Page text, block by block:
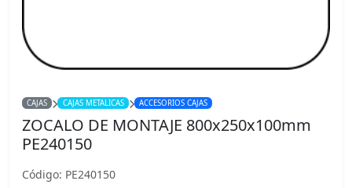
CAJAS CAJAS METALICAS ACCESORIOS CAJAS
ZOCALO DE MONTAJE 800x250x100mm
PE240150
Código: PE240150